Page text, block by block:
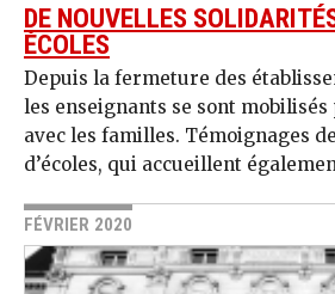
DE NOUVELLES
ÉCOLES
Depuis la fermeture des
les enseignants se sont
avec les familles. Témoignages
d’écoles, qui accueillent
FÉVRIER 2020